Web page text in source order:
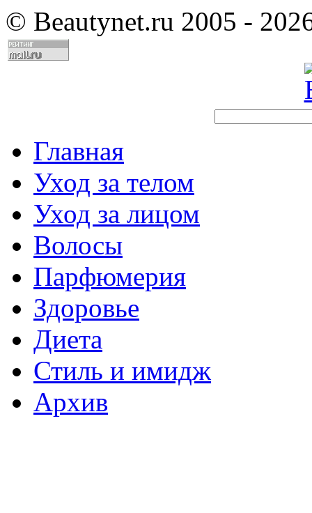
© Beautynet.ru 2005 -
Главная
Уход за телом
Уход за лицом
Волосы
Парфюмерия
Здоровье
Диета
Стиль и имидж
Архив